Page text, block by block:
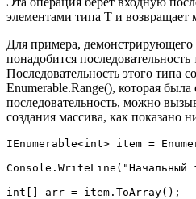
элементами типа T и возвращает
Для примера, демонстрирующего
понадобится
Последовательность этого типа
Enumerable.Range(), которая
последовательность, можно
создания массива, как показано
IEnumerable<int> item =
int[] arr = item.ToArray();